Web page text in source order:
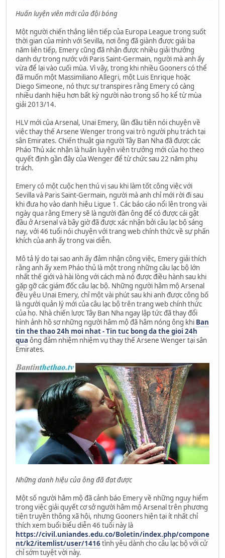
Huấn luyện viên mới của đội bóng
Một người chiến thắng liên tiếp của Europa League trong suốt
thời gian của mình với Sevilla, nơi ông đã giành được giải ba
năm liên tiếp, Emery cũng đã nhận được nhiều giải thưởng
danh dự trong nước với Paris Saint-Germain, người mà anh ấy
vừa để lại vào cuối mùa. Vì vậy, trong khi nhiều Gooners có thể
đã muốn một Massimiliano Allegri, một Luis Enrique hoặc
Diego Simeone, nó thực sự transpires rằng Emery có càng
nhiều danh hiệu hơn bất kỳ người nào trong số họ kể từ mùa
giải 2013/14.
HLV mới của Arsenal, Unai Emery, lần đầu tiên nói chuyện về
việc thay thế Arsene Wenger trong vai trò người phụ trách tại
sân Emirates. Chiến thuật gia người Tây Ban Nha đã được các
Pháo Thủ xác nhận là huấn luyện viên trưởng mới của họ theo
quyết định gần đây của Wenger để từ chức sau 22 năm phụ
trách.
Emery có một cuộc hẹn thú vị sau khi làm tốt công việc với
Sevilla và Paris Saint-Germain, người mà anh chỉ mới rời đi sau
khi đưa họ vào danh hiệu Ligue 1. Các báo cáo nổi lên trong vài
ngày qua rằng Emery sẽ là người đàn ông để có được cái gật
đầu ở Arsenal và bây giờ đã được xác nhận bởi câu lạc bộ sáng
nay, với 46 tuổi nói chuyện với trang web chính thức về sự phấn
khích của anh ấy trong vai diễn.
Mô tả lý do tại sao anh ấy đảm nhận công việc, Emery giải thích
rằng anh ấy xem Pháo thủ là một trong những câu lạc bộ lớn
nhất thế giới và hài lòng với cách mà nó được điều hành sau khi
gặp gỡ các giám đốc câu lạc bộ. Những người hâm mộ Arsenal
đều yêu Unai Emery, chỉ một vài phút sau khi anh được công bố
là người quản lý mới của câu lạc bộ trên trang web chính thức
của họ. Nhà chiến lược Tây Ban Nha ngay lập tức đã thay đổi
hình ảnh hồ sơ những người hâm mộ đã hâm nóng ông khi Ban
tin the thao 24h moi nhat - Tin tuc bong da the gioi 24h
qua ông đảm nhiệm nhiệm vụ thay thế Arsene Wenger tại sân
Emirates.
Những danh hiệu của ông đã đạt được
Một số người hâm mộ đã cảnh báo Emery về những nguy hiểm
trong việc giải quyết cơ sở người hâm mộ Arsenal trên phương
tiện truyền thông xã hội, nhưng Gooners hiện tại ít nhất chỉ
thích xem buổi biểu diễn 46 tuổi này là
https://civil.uniandes.edu.co/Boletin/index.php/compone
nt/k2/itemlist/user/1416tình yêu dành cho câu lạc bộ với cử
chỉ sớm tuyệt vời này.